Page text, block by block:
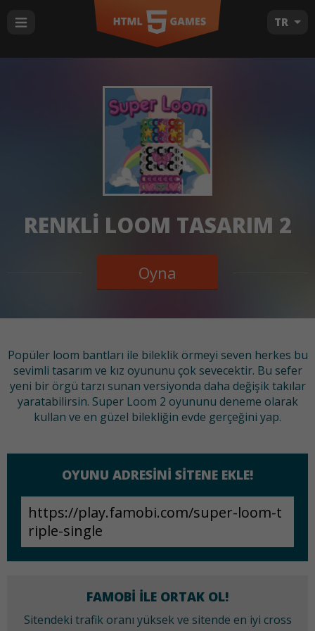
TR
RENKLI LOOM TASARIM 2
Oyna
Popüler loom bantları ile bileklik örmeyi seven herkes bu
sevimli tasarım ve kız oyununu çok sevecektir. Bu sefer
yeni bir örgü tarzı sunan versiyonda daha değişik takılar
yaratabilirsin. Super Loom 2 oyununu deneme olarak
kullan ve en güzel bilekliğin evde gerçeğini yap.
OYUNU ADRESINI SITENE EKLE!
FAMOBI ILE ORTAK OL!
Sitendeki trafik oranı yüksek ve sitende en iyi cross